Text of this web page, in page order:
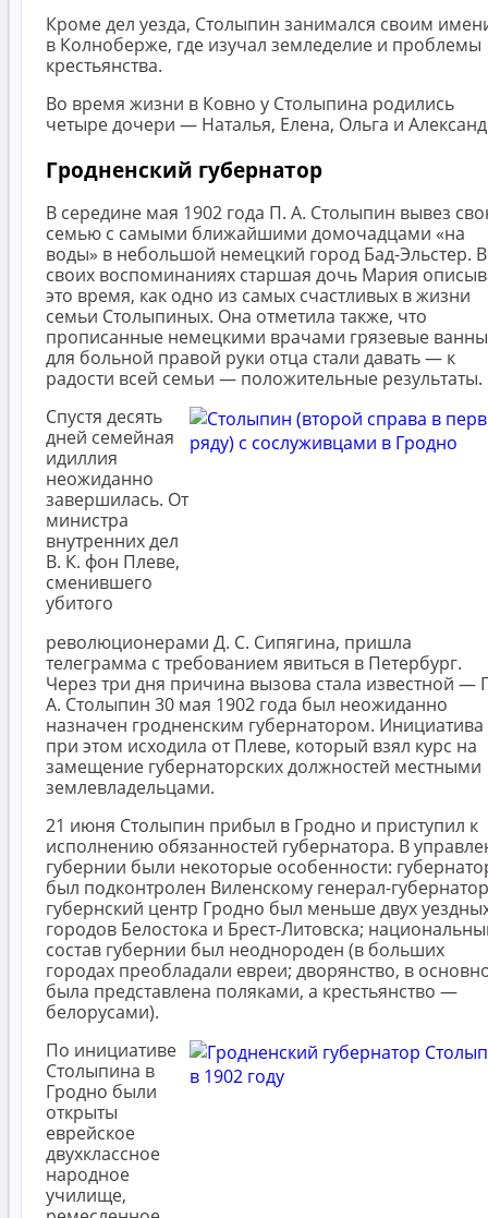
Кроме дел уезда, Столыпин занимался своим
в Колноберже, где изучал земледелие и проблемы
крестьянства.
Во время жизни в Ковно у Столыпина родились
четыре дочери — Наталья, Елена, Ольга и
Гродненский губернатор
В середине мая 1902 года П. А. Столыпин вывез
семью с самыми ближайшими домочадцами «на
воды» в небольшой немецкий город Бад-Эльстер. В
своих воспоминаниях старшая дочь Мария
это время, как одно из самых счастливых в жизни
семьи Столыпиных. Она отметила также, что
прописанные немецкими врачами грязевые ванны
для больной правой руки отца стали давать — к
радости всей семьи — положительные результаты.
Спустя десять
дней семейная
идиллия
неожиданно
завершилась. От
министра
внутренних дел
В. К. фон Плеве,
сменившего
убитого
революционерами Д. С. Сипягина, пришла
телеграмма с требованием явиться в Петербург.
Через три дня причина вызова стала известной —
А. Столыпин 30 мая 1902 года был неожиданно
назначен гродненским губернатором. Инициатива
при этом исходила от Плеве, который взял курс на
замещение губернаторских должностей местными
землевладельцами.
21 июня Столыпин прибыл в Гродно и приступил к
исполнению обязанностей губернатора. В
губернии были некоторые особенности:
был подконтролен Виленскому генерал-
губернский центр Гродно был меньше двух
городов Белостока и Брест-Литовска;
состав губернии был неоднороден (в больших
городах преобладали евреи; дворянство, в
была представлена поляками, а крестьянство —
белорусами).
По инициативе
Столыпина в
Гродно были
открыты
еврейское
двухклассное
народное
училище,